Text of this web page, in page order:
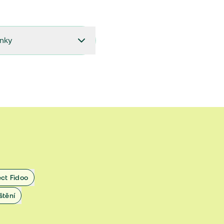
do 31.10.2022
do 8.7.2020
do 31.10.2019
Fidoo